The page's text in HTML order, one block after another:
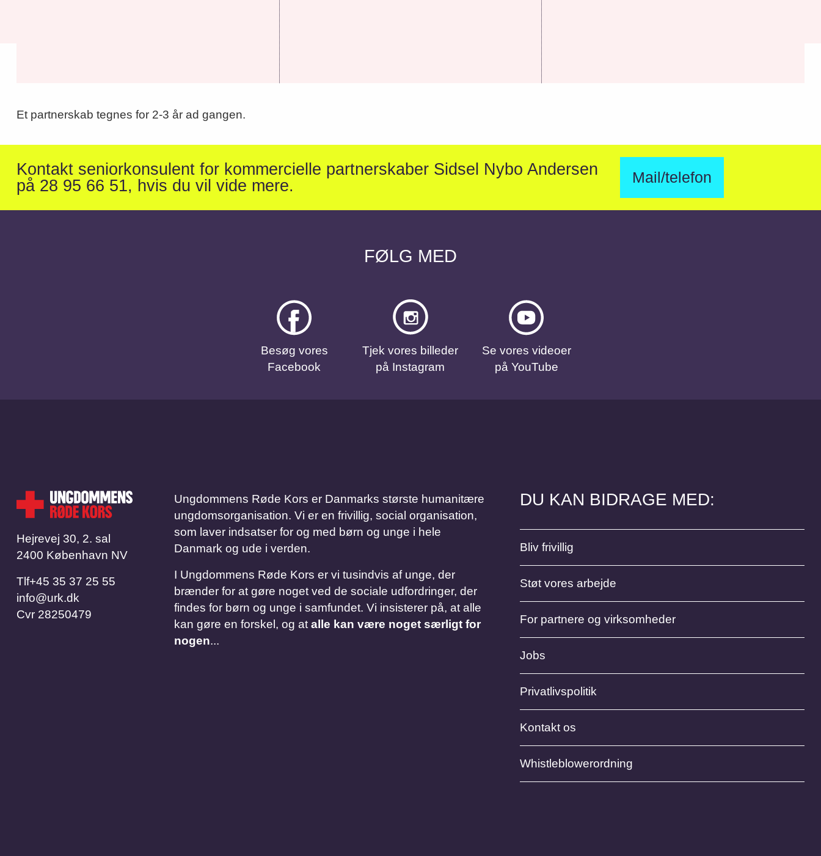
Et partnerskab tegnes for 2-3 år ad gangen.
Kontakt seniorkonsulent for kommercielle partnerskaber Sidsel Nybo Andersen
på 28 95 66 51, hvis du vil vide mere.
Mail/telefon
FØLG MED
Besøg vores
Facebook
Tjek vores billeder
på Instagram
Se vores videoer
på YouTube
Hejrevej 30, 2. sal
2400 København NV
Tlf​​​​​​​+45 35 37 25 55
info@urk.dk
Cvr28250479
Ungdommens Røde Kors er Danmarks største humanitære
ungdomsorganisation. Vi er en frivillig, social organisation,
som laver indsatser for og med børn og unge i hele
Danmark og ude i verden.
I Ungdommens Røde Kors er vi tusindvis af unge, der
brænder for at gøre noget ved de sociale udfordringer, der
findes for børn og unge i samfundet. Vi insisterer på, at alle
kan gøre en forskel, og at alle kan være noget særligt for
nogen...
DU KAN BIDRAGE MED:
Bliv frivillig
Støt vores arbejde
For partnere og virksomheder
Jobs
Privatlivspolitik
Kontakt os
Whistleblowerordning